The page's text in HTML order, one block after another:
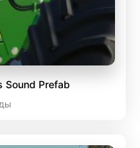
Sound Prefab